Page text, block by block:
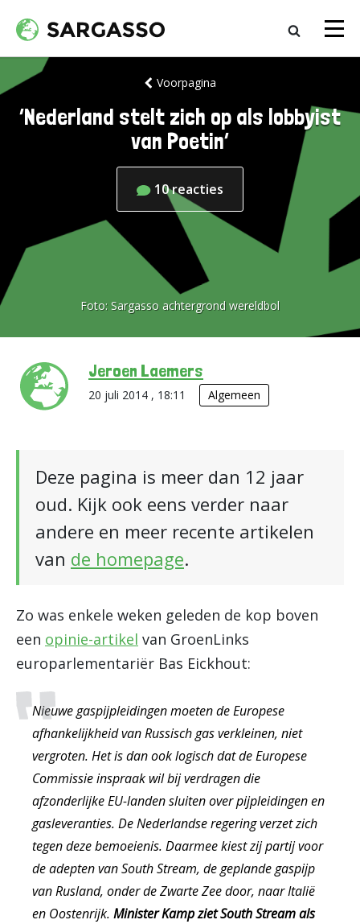
Voorpagina
‘Nederland stelt zich op als lobbyist
van Poetin’
10reacties
Foto: Sargasso achtergrond wereldbol
Jeroen Laemers
20 juli 2014 , 18:11 Algemeen
Deze pagina is meer dan 12 jaar
oud. Kijk ook eens verder naar
andere en meer recente artikelen
van de homepage.
Zo was enkele weken geleden de kop boven
een opinie-artikel van GroenLinks
europarlementariër Bas Eickhout:
Nieuwe gaspijpleidingen moeten de Europese
afhankelijkheid van Russisch gas verkleinen, niet
vergroten. Het is dan ook logisch dat de Europese
Commissie inspraak wil bij verdragen die
afzonderlijke EU-landen sluiten over pijpleidingen en
gasleveranties. De Nederlandse regering verzet zich
tegen deze bemoeienis. Daarmee kiest zij partij voor
de adepten van South Stream, de geplande gaspijp
van Rusland, onder de Zwarte Zee door, naar Italië
en Oostenrijk. Minister Kamp ziet South Stream als